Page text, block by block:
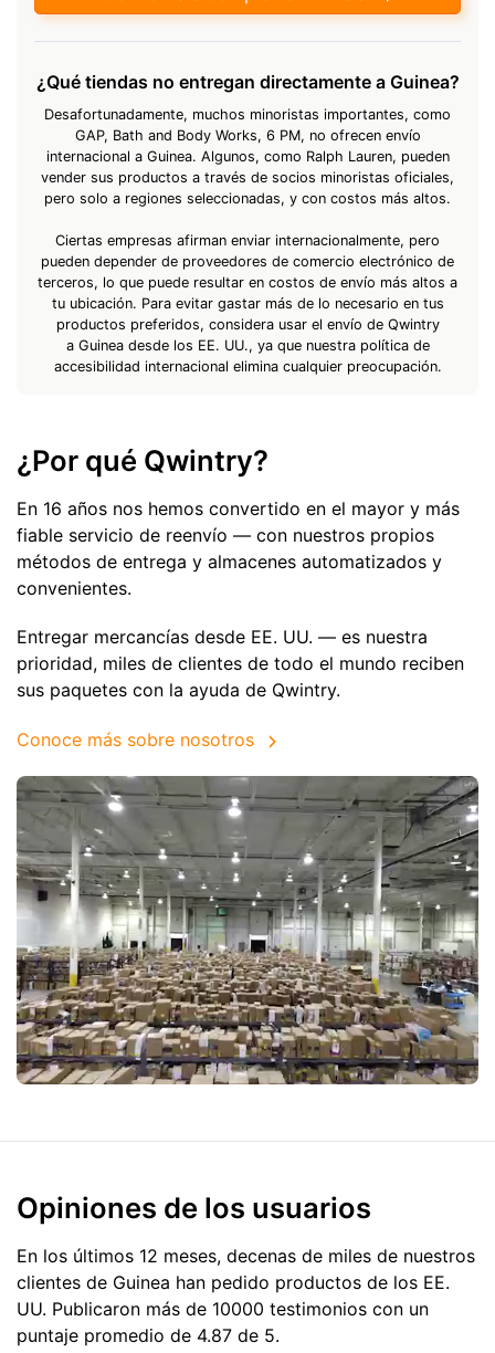
¿Qué tiendas no entregan directamente a Guinea?
Desafortunadamente, muchos minoristas importantes, como
GAP, Bath and Body Works, 6 PM, no ofrecen envío
internacional a Guinea. Algunos, como Ralph Lauren, pueden
vender sus productos a través de socios minoristas oficiales,
pero solo a regiones seleccionadas, y con costos más altos.
Ciertas empresas afirman enviar internacionalmente, pero
pueden depender de proveedores de comercio electrónico de
terceros, lo que puede resultar en costos de envío más altos a
tu ubicación. Para evitar gastar más de lo necesario en tus
productos preferidos, considera usar el envío de Qwintry
a Guinea desde los EE. UU., ya que nuestra política de
accesibilidad internacional elimina cualquier preocupación.
¿Por qué Qwintry?
En 16 años nos hemos convertido en el mayor y más
fiable servicio de reenvío — con nuestros propios
métodos de entrega y almacenes automatizados y
convenientes.
Entregar mercancías desde EE. UU. — es nuestra
prioridad, miles de clientes de todo el mundo reciben
sus paquetes con la ayuda de Qwintry.
Conoce más sobre nosotros
Opiniones de los usuarios
En los últimos 12 meses, decenas de miles de nuestros
clientes de Guinea han pedido productos de los EE.
UU. Publicaron más de 10000 testimonios con un
puntaje promedio de 4.87 de 5.